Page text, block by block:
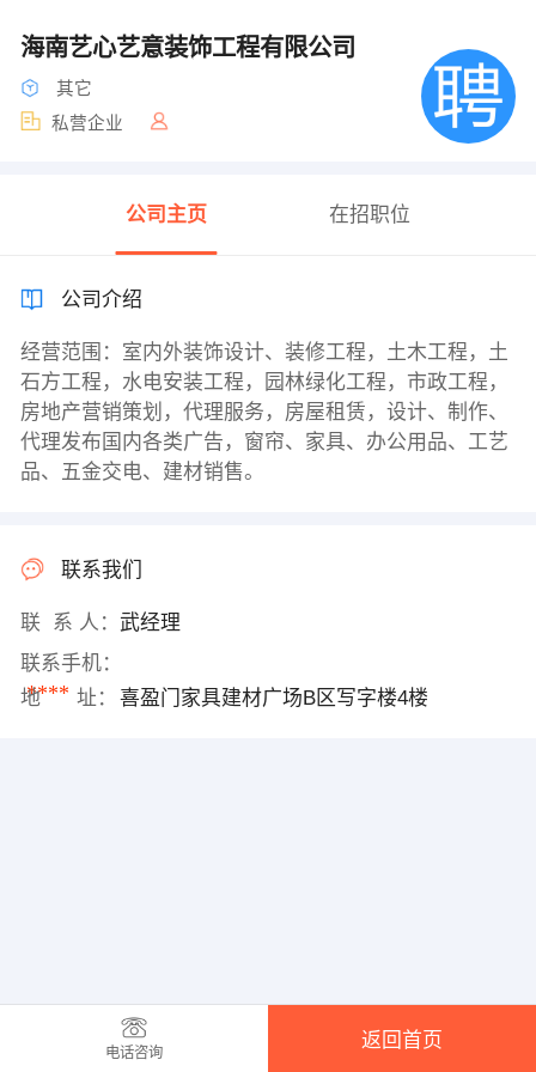
海南艺心艺意装饰工程有限公司
其它
私营企业
公司主页 在招职位
公司介绍
经营范围：室内外装饰设计、装修工程，土木工程，土
石方工程，水电安装工程，园林绿化工程，市政工程，
房地产营销策划，代理服务，房屋租赁，设计、制作、
代理发布国内各类广告，窗帘、家具、办公用品、工艺
品、五金交电、建材销售。
联系我们
联 系 人： 武经理
联系手机：
****
地 址： 喜盈门家具建材广场B区写字楼4楼
电话咨询
返回首页